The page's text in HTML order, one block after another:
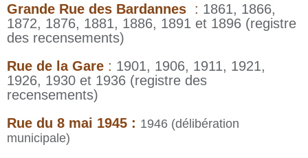
Grande Rue des Bardannes : 1861, 1866,
1872, 1876, 1881, 1886, 1891 et 1896 (registre
des recensements)
Rue de la Gare : 1901, 1906, 1911, 1921,
1926, 1930 et 1936 (registre des
recensements)
Rue du 8 mai 1945 : 1946 (délibération
municipale)